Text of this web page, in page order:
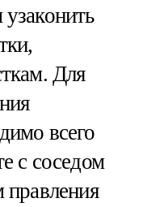
Для
всего
с соседом
правления